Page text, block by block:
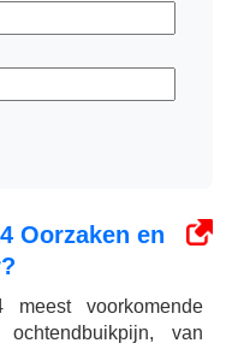
Oorzaken en
voorkomende
van